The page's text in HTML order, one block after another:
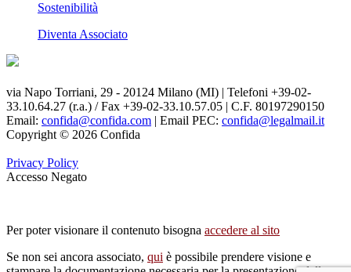
Sostenibilità
Diventa Associato
via Napo Torriani, 29 - 20124 Milano (MI) | Telefoni +39-02-
33.10.64.27 (r.a.) / Fax +39-02-33.10.57.05 | C.F. 80197290150
Email: confida@confida.com | Email PEC: confida@legalmail.it
Copyright © 2026 Confida
Privacy Policy
Accesso Negato
Per poter visionare il contenuto bisogna accedere al sito
Se non sei ancora associato, qui è possibile prendere visione e